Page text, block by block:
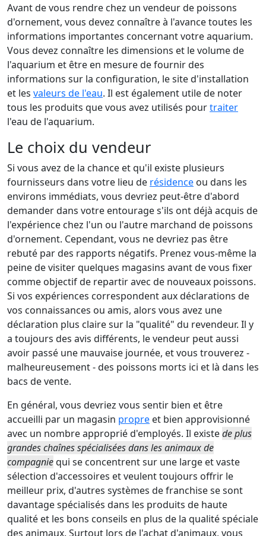
Avant de vous rendre chez un vendeur de poissons
d'ornement, vous devez connaître à l'avance toutes les
informations importantes concernant votre aquarium.
Vous devez connaître les dimensions et le volume de
l'aquarium et être en mesure de fournir des
informations sur la configuration, le site d'installation
et les valeurs de l'eau. Il est également utile de noter
tous les produits que vous avez utilisés pourtraiter
l'eau de l'aquarium.
Le choix du vendeur
Si vous avez de la chance et qu'il existe plusieurs
fournisseurs dans votre lieu de résidence ou dans les
environs immédiats, vous devriez peut-être d'abord
demander dans votre entourage s'ils ont déjà acquis de
l'expérience chez l'un ou l'autre marchand de poissons
d'ornement. Cependant, vous ne devriez pas être
rebuté par des rapports négatifs. Prenez vous-même la
peine de visiter quelques magasins avant de vous fixer
comme objectif de repartir avec de nouveaux poissons.
Si vos expériences correspondent aux déclarations de
vos connaissances ou amis, alors vous avez une
déclaration plus claire sur la "qualité" du revendeur. Il y
a toujours des avis différents, le vendeur peut aussi
avoir passé une mauvaise journée, et vous trouverez -
malheureusement - des poissons morts ici et là dans les
bacs de vente.
En général, vous devriez vous sentir bien et être
accueilli par un magasin propre et bien approvisionné
avec un nombre approprié d'employés. Il existede plus
grandes chaînes spécialisées dans les animaux de
compagniequi se concentrent sur une large et vaste
sélection d'accessoires et veulent toujours offrir le
meilleur prix, d'autres systèmes de franchise se sont
davantage spécialisés dans les produits de haute
qualité et les bons conseils en plus de la qualité spéciale
des animaux. Surtout lors de l'achat d'animaux, vous